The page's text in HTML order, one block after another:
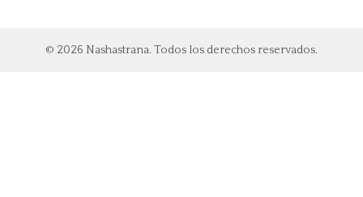
© 2026 Nashastrana. Todos los derechos reservados.